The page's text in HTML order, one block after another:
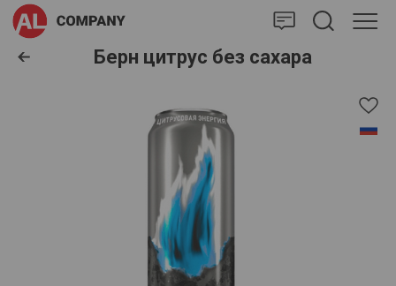
Берн цитрус без сахара